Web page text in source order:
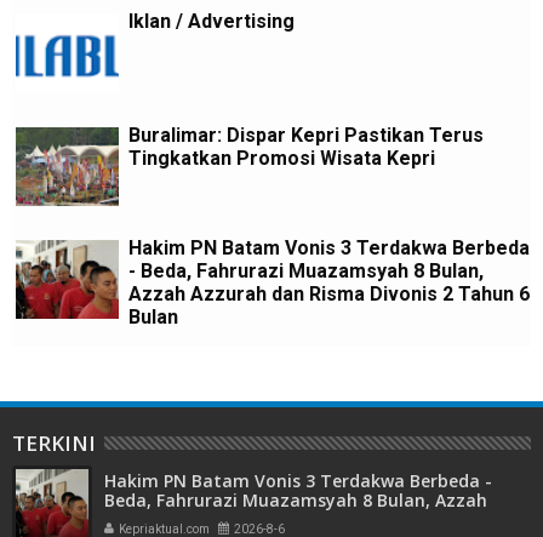
Iklan / Advertising
Buralimar: Dispar Kepri Pastikan Terus
Tingkatkan Promosi Wisata Kepri
Hakim PN Batam Vonis 3 Terdakwa Berbeda
- Beda, Fahrurazi Muazamsyah 8 Bulan,
Azzah Azzurah dan Risma Divonis 2 Tahun 6
Bulan
TERKINI
Hakim PN Batam Vonis 3 Terdakwa Berbeda -
Beda, Fahrurazi Muazamsyah 8 Bulan, Azzah
Azzurah dan Risma Divonis 2 Tahun 6 Bulan
Kepriaktual.com 2026-8-6